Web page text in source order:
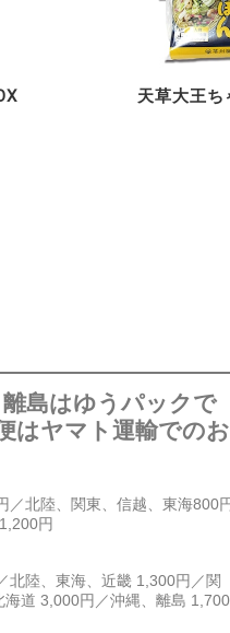
天草大王ち
島はゆうパックで
はヤマト運輸でのお
／北陸、関東、信越、東海800
円
北陸、東海、近畿 1,300円／関
道 3,000円／沖縄、離島 1,700